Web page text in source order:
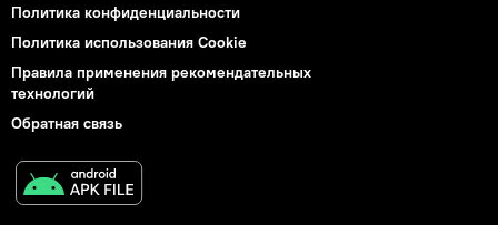
Политика конфиденциальности
Политика использования Cookie
Правила применения рекомендательных
технологий
Обратная связь